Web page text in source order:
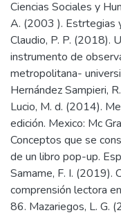
Ciencias Sociales y
A. (2003 ). Estrtegias
Claudio, P. P. (2018).
instrumento de
metropolitana-
Hernández Sampieri,
Lucio, M. d. (2014).
edición. Mexico: Mc
Conceptos que se
de un libro pop-up.
Samame, F. I. (2019).
comprensión lectora
86. Mazariegos, L. G.